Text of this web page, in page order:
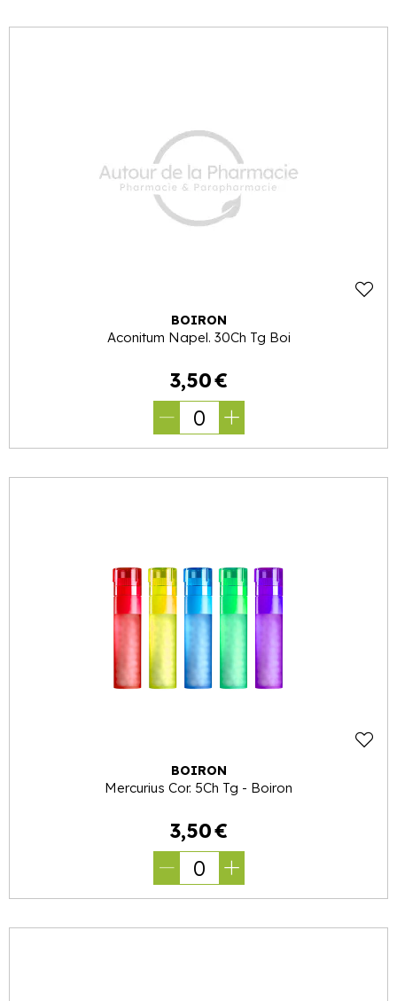
BOIRON
Aconitum Napel. 30Ch Tg Boi
3,50€
0
BOIRON
Mercurius Cor. 5Ch Tg - Boiron
3,50€
0